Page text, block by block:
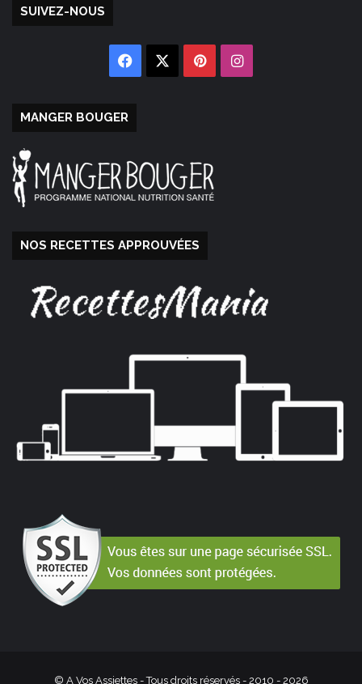
SUIVEZ-NOUS
Facebook PinterestInstagram
MANGER BOUGER
NOS RECETTES APPROUVÉES
© A Vos Assiettes - Tous droits réservés - 2010 - 2026